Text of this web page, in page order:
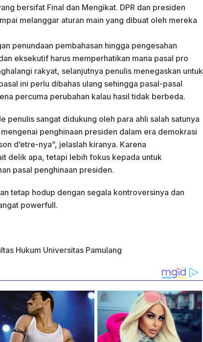
bersifat Final dan Mengikat. DPR dan presiden
melanggar aturan main yang dibuat oleh mereka
penundaan pembahasan hingga pengesahan
eksekutif harus memperhatikan mana pasal pro
rakyat, selanjutnya penulis menegaskan untuk
ini perlu dibahas ulang sehingga pasal-pasal
percuma perubahan kalau hasil tidak berbeda.
penulis sangat didukung oleh para ahli salah satunya
penghinaan presiden dalam era demokrasi
d’etre-nya”, jelaslah kiranya. Karena
delik apa, tetapi lebih fokus kepada untuk
pasal penghinaan presiden.
tetap hodup dengan segala kontroversinya dan
powerfull.
Hukum Universitas Pamulang